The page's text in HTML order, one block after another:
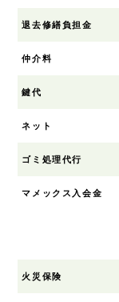
退去修繕負担金
仲介料
鍵代
ネット
ゴミ処理代行
マメックス入会金
火災保険